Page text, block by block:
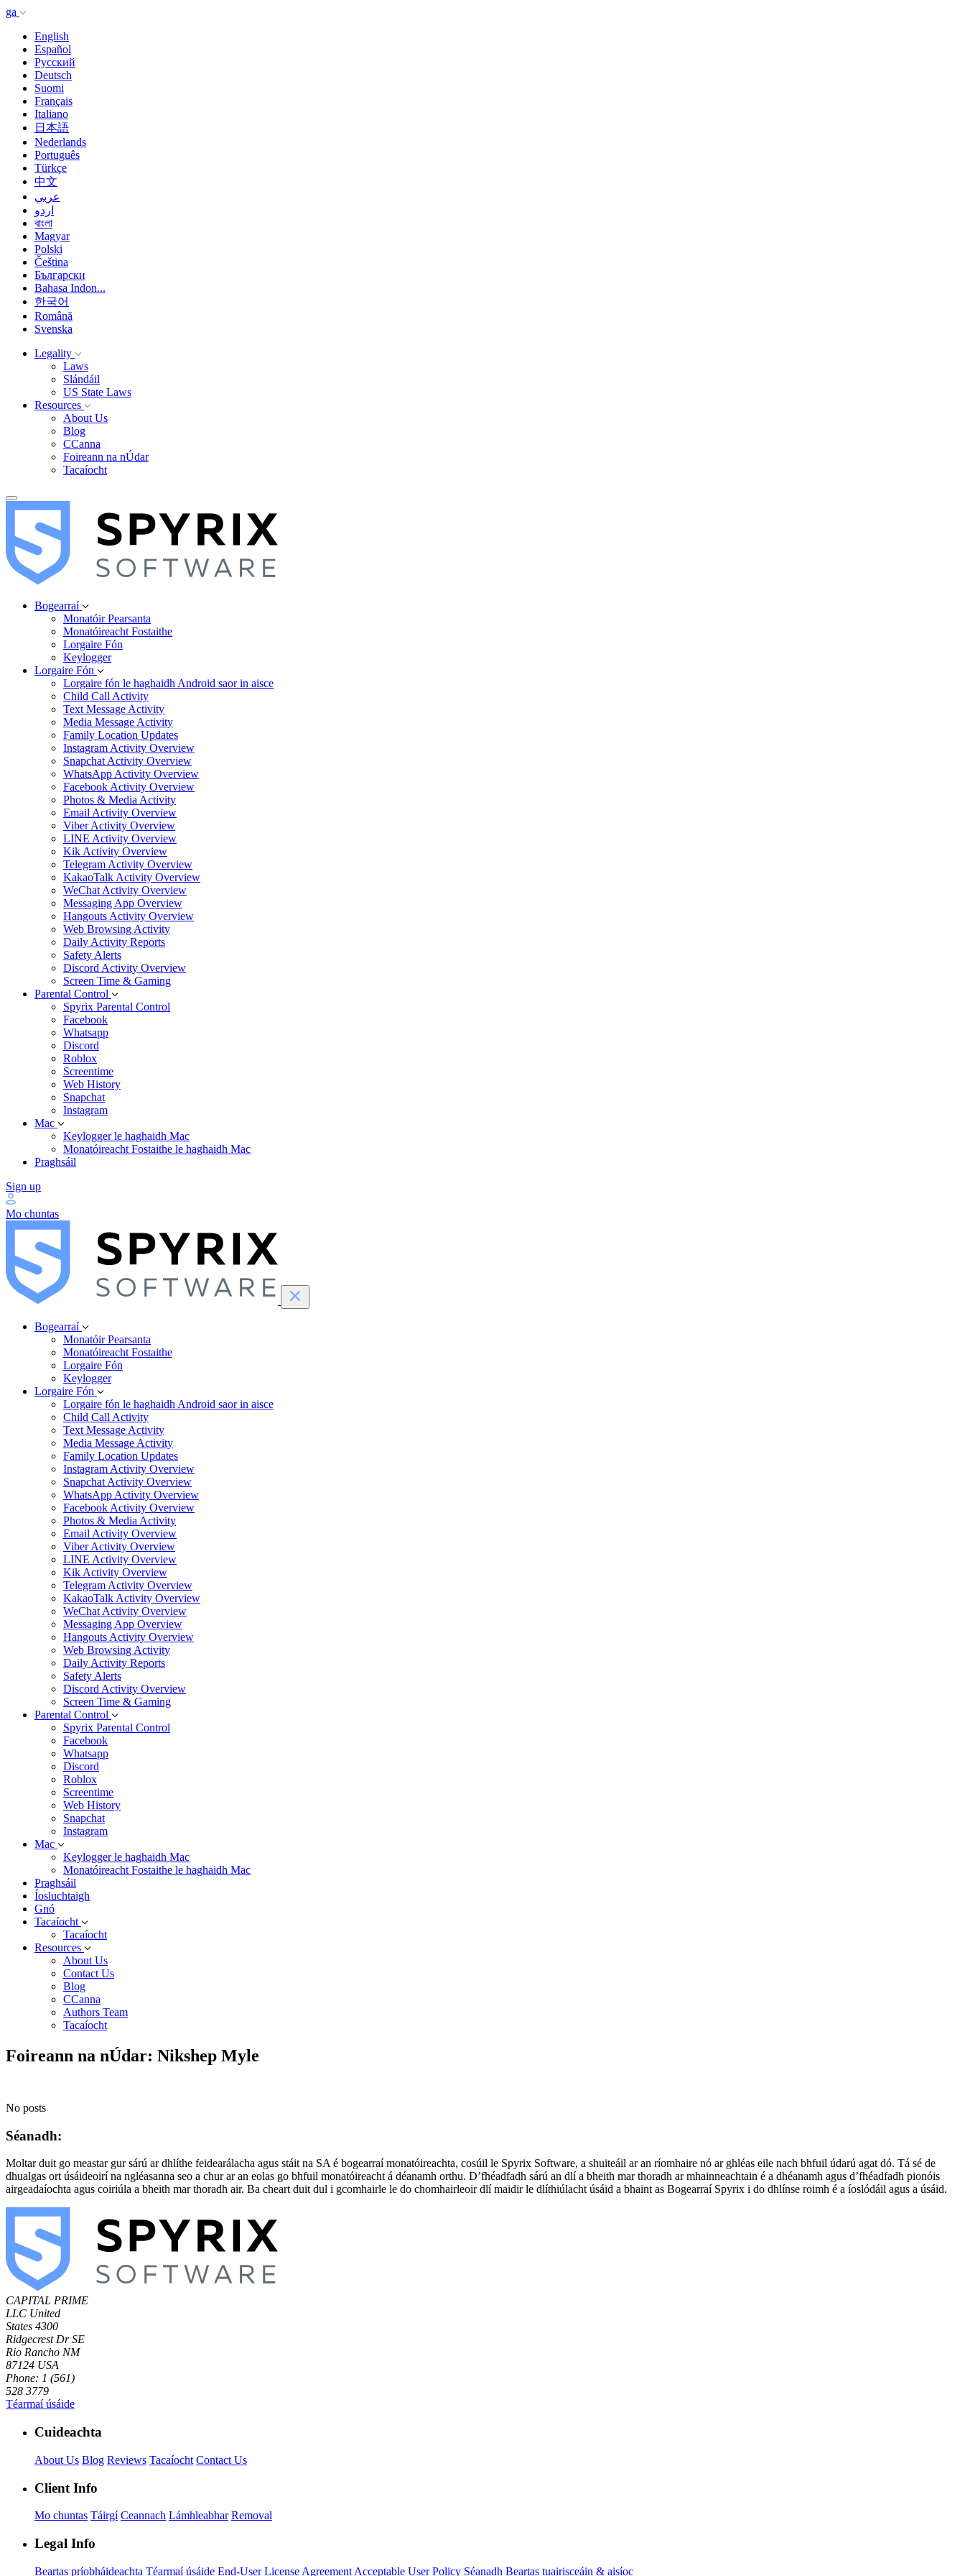
ga
English
Español
Русский
Deutsch
Suomi
Français
Italiano
日本語
Nederlands
Português
Türkçe
中文
عربي
اردو
বাংলা
Magyar
Polski
Čeština
Български
Bahasa Indon...
한국어
Română
Svenska
Legality
Laws
Slándáil
US State Laws
Resources
About Us
Blog
CCanna
Foireann na nÚdar
Tacaíocht
Bogearraí
Monatóir Pearsanta
Monatóireacht Fostaithe
Lorgaire Fón
Keylogger
Lorgaire Fón
Lorgaire fón le haghaidh Android saor in aisce
Child Call Activity
Text Message Activity
Media Message Activity
Family Location Updates
Instagram Activity Overview
Snapchat Activity Overview
WhatsApp Activity Overview
Facebook Activity Overview
Photos & Media Activity
Email Activity Overview
Viber Activity Overview
LINE Activity Overview
Kik Activity Overview
Telegram Activity Overview
KakaoTalk Activity Overview
WeChat Activity Overview
Messaging App Overview
Hangouts Activity Overview
Web Browsing Activity
Daily Activity Reports
Safety Alerts
Discord Activity Overview
Screen Time & Gaming
Parental Control
Spyrix Parental Control
Facebook
Whatsapp
Discord
Roblox
Screentime
Web History
Snapchat
Instagram
Mac
Keylogger le haghaidh Mac
Monatóireacht Fostaithe le haghaidh Mac
Praghsáil
Sign up
Mo chuntas
Bogearraí
Monatóir Pearsanta
Monatóireacht Fostaithe
Lorgaire Fón
Keylogger
Lorgaire Fón
Lorgaire fón le haghaidh Android saor in aisce
Child Call Activity
Text Message Activity
Media Message Activity
Family Location Updates
Instagram Activity Overview
Snapchat Activity Overview
WhatsApp Activity Overview
Facebook Activity Overview
Photos & Media Activity
Email Activity Overview
Viber Activity Overview
LINE Activity Overview
Kik Activity Overview
Telegram Activity Overview
KakaoTalk Activity Overview
WeChat Activity Overview
Messaging App Overview
Hangouts Activity Overview
Web Browsing Activity
Daily Activity Reports
Safety Alerts
Discord Activity Overview
Screen Time & Gaming
Parental Control
Spyrix Parental Control
Facebook
Whatsapp
Discord
Roblox
Screentime
Web History
Snapchat
Instagram
Mac
Keylogger le haghaidh Mac
Monatóireacht Fostaithe le haghaidh Mac
Praghsáil
Íosluchtaigh
Gnó
Tacaíocht
Tacaíocht
Resources
About Us
Contact Us
Blog
CCanna
Authors Team
Tacaíocht
Foireann na nÚdar: Nikshep Myle
No posts
Séanadh:
Moltar duit go meastar gur sárú ar dhlíthe feidearálacha agus stáit na SA é bogearraí monatóireachta, cosúil le Spyrix Software, a shuiteáil ar an ríomhaire nó ar ghléas eile nach bhfuil údarú agat dó. Tá sé de
dhualgas ort úsáideoirí na ngléasanna seo a chur ar an eolas go bhfuil monatóireacht á déanamh orthu. D’fhéadfadh sárú an dlí a bheith mar thoradh ar mhainneachtain é a dhéanamh agus d’fhéadfadh pionóis
airgeadaíochta agus coiriúla a bheith mar thoradh air. Ba cheart duit dul i gcomhairle le do chomhairleoir dlí maidir le dlíthiúlacht úsáid a bhaint as Bogearraí Spyrix i do dhlínse roimh é a íoslódáil agus a úsáid.
CAPITAL PRIME
LLC United
States 4300
Ridgecrest Dr SE
Rio Rancho NM
87124 USA
Phone: 1 (561)
528 3779
Téarmaí úsáide
Cuideachta
About Us Blog Reviews Tacaíocht Contact Us
Client Info
Mo chuntas Táirgí Ceannach Lámhleabhar Removal
Legal Info
Beartas príobháideachta Téarmaí úsáide End-User License Agreement Acceptable User Policy Séanadh Beartas tuairisceáin & aisíoc